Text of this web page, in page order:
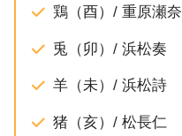
鶏（酉）/ 重原瀬奈
兎（卯）/ 浜松奏
羊（未）/ 浜松詩
猪（亥）/ 松長仁